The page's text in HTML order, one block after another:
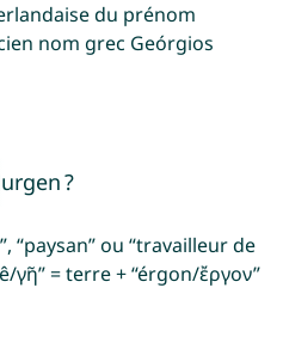
du prénom
nom grec Geórgios
?
“paysan” ou “travailleur de
γῆ” = terre + “érgon/ἔργον”